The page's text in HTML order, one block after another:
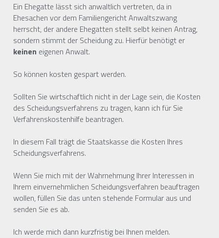
Ein Ehegatte lässt sich anwaltlich vertreten, da in
Ehesachen vor dem Familiengericht Anwaltszwang
herrscht, der andere Ehegatten stellt selbt keinen Antrag,
sondern stimmt der Scheidung zu. Hierfür benötigt er
keinen eigenen Anwalt.
So können kosten gespart werden.
Sollten Sie wirtschaftlich nicht in der Lage sein, die Kosten
des Scheidungsverfahrens zu tragen, kann ich für Sie
Verfahrenskostenhilfe beantragen.
In diesem Fall trägt die Staatskasse die Kosten Ihres
Scheidungsverfahrens.
Wenn Sie mich mit der Wahrnehmung Ihrer Interessen in
Ihrem einvernehmlichen Scheidungsverfahren beauftragen
wollen, füllen Sie das unten stehende Formular aus und
senden Sie es ab.
Ich werde mich dann kurzfristig bei Ihnen melden.